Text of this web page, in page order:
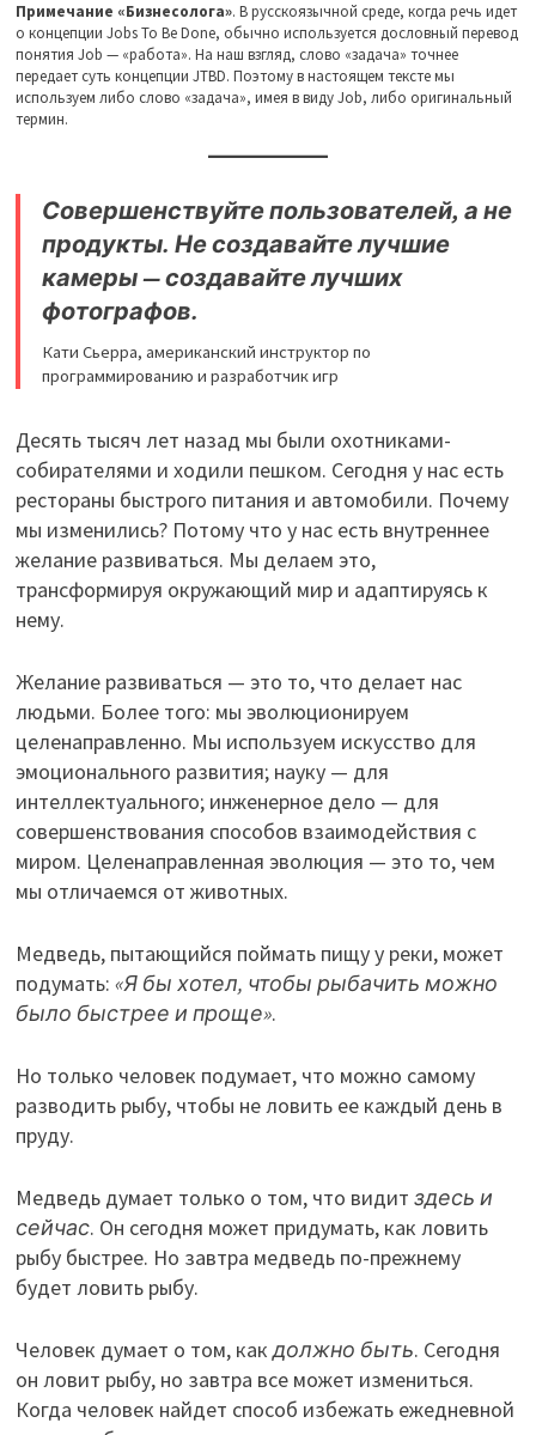
Примечание «Бизнесолога». В русскоязычной среде, когда речь идет
о концепции Jobs To Be Done, обычно используется дословный перевод
понятия Job — «работа». На наш взгляд, слово «задача» точнее
передает суть концепции JTBD. Поэтому в настоящем тексте мы
используем либо слово «задача», имея в виду Job, либо оригинальный
термин.
Совершенствуйте пользователей, а не
продукты. Не создавайте лучшие
камеры — создавайте лучших
фотографов.
Кати Сьерра, американский инструктор по
программированию и разработчик игр
Десять тысяч лет назад мы были охотниками-
собирателями и ходили пешком. Сегодня у нас есть
рестораны быстрого питания и автомобили. Почему
мы изменились? Потому что у нас есть внутреннее
желание развиваться. Мы делаем это,
трансформируя окружающий мир и адаптируясь к
нему.
Желание развиваться — это то, что делает нас
людьми. Более того: мы эволюционируем
целенаправленно. Мы используем искусство для
эмоционального развития; науку — для
интеллектуального; инженерное дело — для
совершенствования способов взаимодействия с
миром. Целенаправленная эволюция — это то, чем
мы отличаемся от животных.
Медведь, пытающийся поймать пищу у реки, может
подумать: «Я бы хотел, чтобы рыбачить можно
было быстрее и проще».
Но только человек подумает, что можно самому
разводить рыбу, чтобы не ловить ее каждый день в
пруду.
Медведь думает только о том, что видит здесь и
сейчас. Он сегодня может придумать, как ловить
рыбу быстрее. Но завтра медведь по-прежнему
будет ловить рыбу.
Человек думает о том, как должно быть. Сегодня
он ловит рыбу, но завтра все может измениться.
Когда человек найдет способ избежать ежедневной